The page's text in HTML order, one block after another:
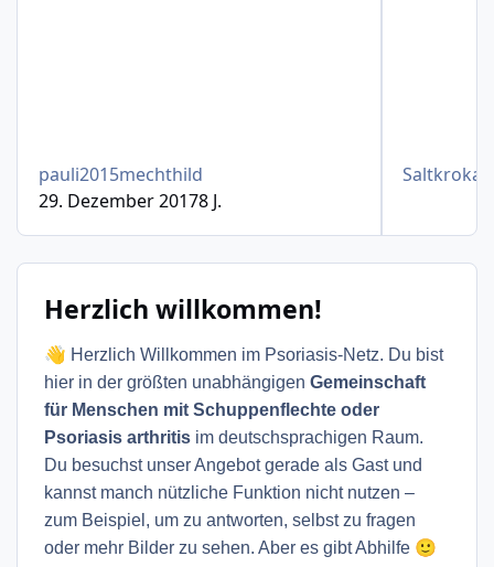
pauli2015mechthild
29. Dezember 20178 J.
Saltkrokan
Herzlich willkommen!
👋 Herzlich Willkommen im Psoriasis-Netz. Du bist
hier in der größten unabhängigen Gemeinschaft
für Menschen mit Schuppenflechte oder
Psoriasis arthritis im deutschsprachigen Raum.
Du besuchst unser Angebot gerade als Gast und
kannst manch nützliche Funktion nicht nutzen –
zum Beispiel, um zu antworten, selbst zu fragen
oder mehr Bilder zu sehen. Aber es gibt Abhilfe 🙂